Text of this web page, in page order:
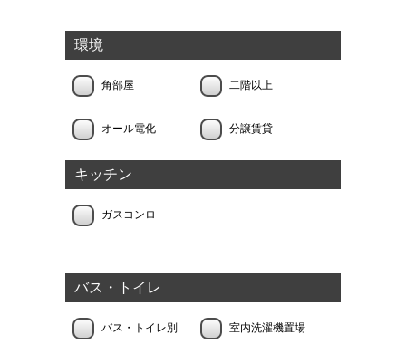
環境
角部屋 二階以上
オール電化 分譲賃貸
キッチン
ガスコンロ
バス・トイレ
バス・トイレ別 室内洗濯機置場